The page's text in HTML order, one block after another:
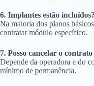
6. Implantes estão incluídos?
Na maioria dos planos
contratar módulo específico.
7. Posso cancelar o
Depende da operadora e do
mínimo de permanência.